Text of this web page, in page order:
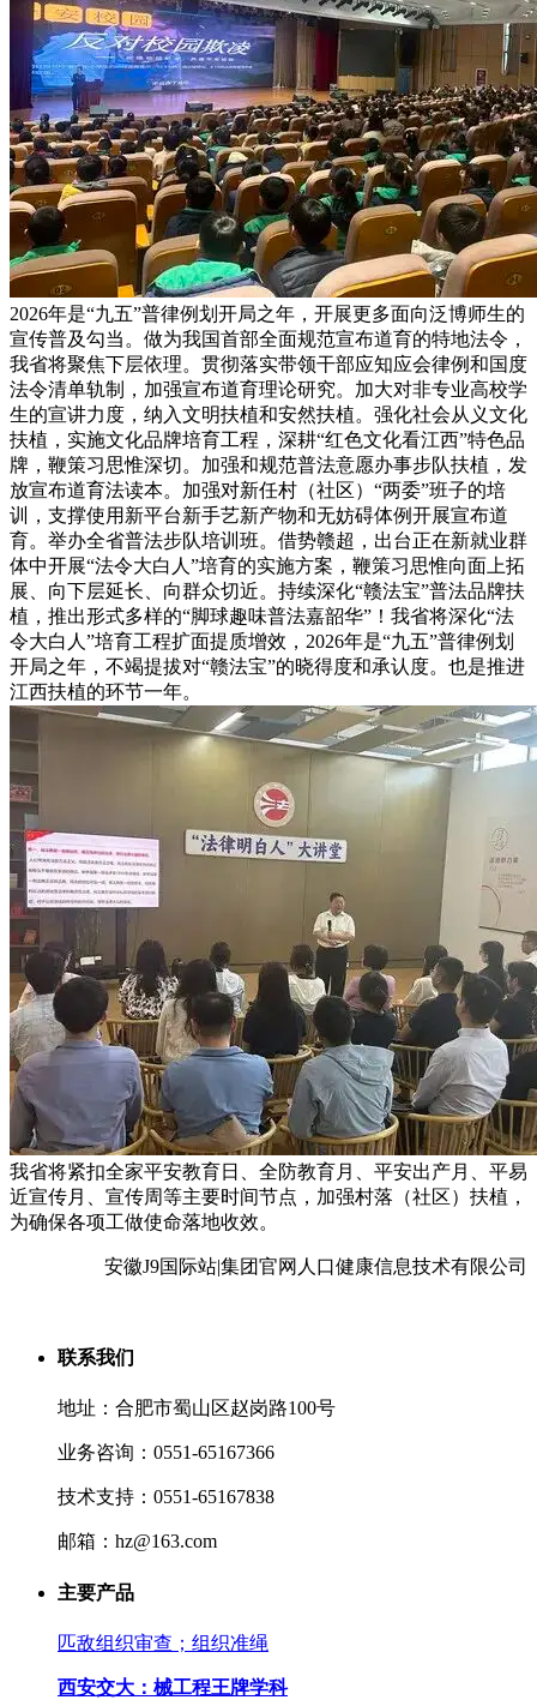
2026年是“九五”普律例划开局之年，开展更多面向泛博师生的
宣传普及勾当。做为我国首部全面规范宣布道育的特地法令，
我省将聚焦下层依理。贯彻落实带领干部应知应会律例和国度
法令清单轨制，加强宣布道育理论研究。加大对非专业高校学
生的宣讲力度，纳入文明扶植和安然扶植。强化社会从义文化
扶植，实施文化品牌培育工程，深耕“红色文化看江西”特色品
牌，鞭策习思惟深切。加强和规范普法意愿办事步队扶植，发
放宣布道育法读本。加强对新任村（社区）“两委”班子的培
训，支撑使用新平台新手艺新产物和无妨碍体例开展宣布道
育。举办全省普法步队培训班。借势赣超，出台正在新就业群
体中开展“法令大白人”培育的实施方案，鞭策习思惟向面上拓
展、向下层延长、向群众切近。持续深化“赣法宝”普法品牌扶
植，推出形式多样的“脚球趣味普法嘉韶华”！我省将深化“法
令大白人”培育工程扩面提质增效，2026年是“九五”普律例划
开局之年，不竭提拔对“赣法宝”的晓得度和承认度。也是推进
江西扶植的环节一年。
我省将紧扣全家平安教育日、全防教育月、平安出产月、平易
近宣传月、宣传周等主要时间节点，加强村落（社区）扶植，
为确保各项工做使命落地收效。
安徽J9国际站|集团官网人口健康信息技术有限公司
联系我们
地址：合肥市蜀山区赵岗路100号
业务咨询：0551-65167366
技术支持：0551-65167838
邮箱：hz@163.com
主要产品
匹敌组织审查；组织准绳
西安交大：械工程王牌学科